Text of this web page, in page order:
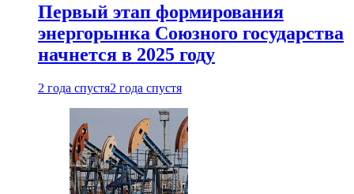
Первый этап формирования
энергорынка Союзного государства
начнется в 2025 году
2 года спустя2 года спустя